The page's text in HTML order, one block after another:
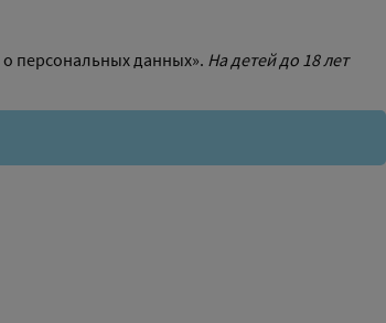
персональных данных». На детей до 18 лет